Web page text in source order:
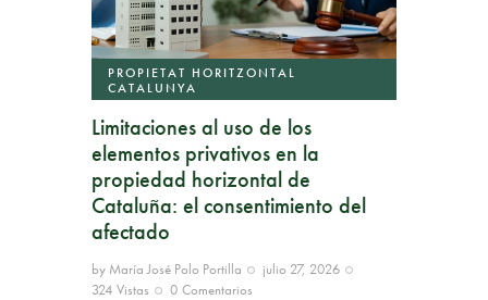
PROPIETAT HORITZONTAL
CATALUNYA
Limitaciones al uso de los
elementos privativos en la
propiedad horizontal de
Cataluña: el consentimiento del
afectado
by María José Polo Portilla
julio 27, 2026
324 Vistas 0 Comentarios